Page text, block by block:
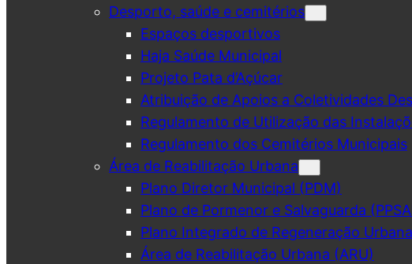
Desporto, saúde e cemitérios
Espaços desportivos
Haja Saúde Municipal
Projeto Pata d’Açúcar
Atribuição de Apoios a Coletividades
Regulamento de Utilização das
Regulamento dos Cemitérios Municipais
Área de Reabilitação Urbana
Plano Diretor Municipal (PDM)
Plano de Pormenor e Salvaguarda
Plano Integrado de Regeneração
Área de Reabilitação Urbana (ARU)